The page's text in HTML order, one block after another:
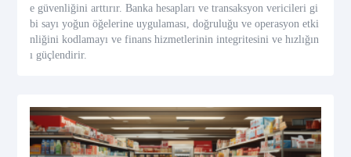
e güvenliğini arttırır. Banka hesapları ve transaksyon vericileri gi
bi sayı yoğun öğelerine uygulaması, doğruluğu ve operasyon etki
nliğini kodlamayı ve finans hizmetlerinin integritesini ve hızlığın
ı güçlendirir.